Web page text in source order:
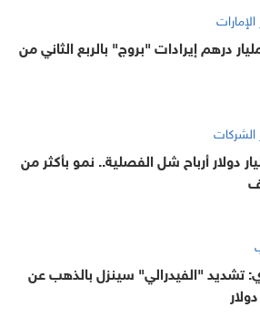
الإمارات
مليار درهم إيرادات "بروج" بالربع الثاني من
الشركات
مليار دولار أرباح شل الفصلية.. نمو بأكثر من
تشديد "الفيدرالي" سينزل بالذهب عن